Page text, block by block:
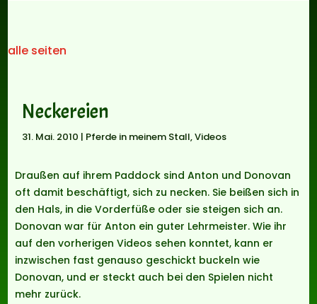
alle seiten
Neckereien
31. Mai. 2010 | Pferde in meinem Stall,Videos
Draußen auf ihrem Paddock sind Anton und Donovan
oft damit beschäftigt, sich zu necken. Sie beißen sich in
den Hals, in die Vorderfüße oder sie steigen sich an.
Donovan war für Anton ein guter Lehrmeister. Wie ihr
auf den vorherigen Videos sehen konntet, kann er
inzwischen fast genauso geschickt buckeln wie
Donovan, und er steckt auch bei den Spielen nicht
mehr zurück.